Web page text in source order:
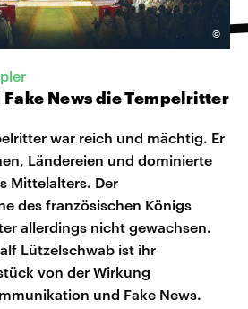
©
News die Tempelritter
war reich und mächtig. Er
Ländereien und dominierte
Mittelalters. Der
des französischen Königs
allerdings nicht gewachsen.
Lützelschwab ist ihr
von der Wirkung
und Fake News.